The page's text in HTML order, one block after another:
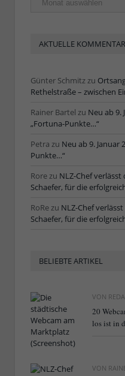
Artikel
AKTUELLE
Günter Schmitzzu
Rethelstraße – zwischen
Rainer Bartel zu Neu ab 9.
„Fortuna-Punkte…“
Petra zu Neu ab 9. Januar
Punkte…“
Rorezu NLZ-Chef
Schaefer, für die
RoRezu NLZ-Chef
Schaefer, für die
BELIEBTE ARTIKEL
VON
20
los ist in
VON